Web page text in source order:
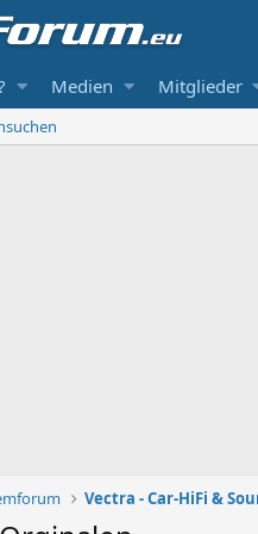
Medien Mitglieder
Vectra - Car-HiFi &